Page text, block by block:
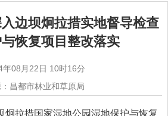
边坝炯拉措实地督导检查
恢复项目整改落实
年08月22日 10时16分
昌都市林业和草原局
炯拉措国家湿地公园湿地保护与恢复